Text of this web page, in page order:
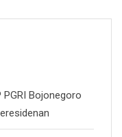
Bojonegoro